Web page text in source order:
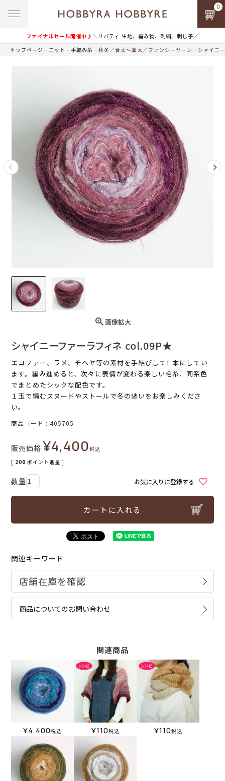
ファイナルセール開催中♪＼リバティ 生地、編み物、刺繍、刺し子／
0
トップページ ニット 手編み糸 秋冬／合太～並太／ファンシーヤーン シャイニ
画像拡大
シャイニーファーラフィネ col.09P★
エコファー、ラメ、モヘヤ等の素材を手結びして1 本にしてい
ます。編み進めると、次々に表情が変わる楽しい毛糸、同系色
でまとめたシックな配色です。
１玉で編むスヌードやストールで冬の装いをお楽しみくださ
い。
商品コード 405705
販売価格 ¥4,400税込
[ 200 ポイント進呈 ]
お気に入りに登録する
カートに入れる
関連キーワード
商品についてのお問い合わせ
関連商品
¥4,400税込 ¥110税込 ¥110税込